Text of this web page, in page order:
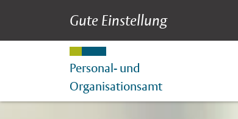
Vorteile
HauptnavigationInhalt
Gute Einstellung
Personal- und
Organisationsamt